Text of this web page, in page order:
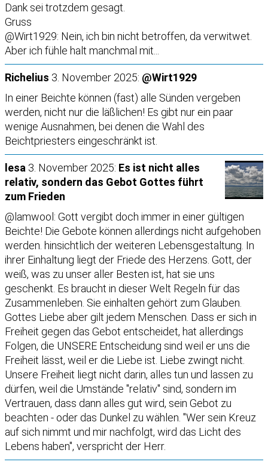
Dank sei trotzdem gesagt.
Gruss
@Wirt1929: Nein, ich bin nicht betroffen, da verwitwet.
Aber ich fühle halt manchmal mit...
Richelius 3. November 2025: @Wirt1929
In einer Beichte können (fast) alle Sünden vergeben
werden, nicht nur die läßlichen! Es gibt nur ein paar
wenige Ausnahmen, bei denen die Wahl des
Beichtpriesters eingeschränkt ist.
lesa 3. November 2025: Es ist nicht alles
relativ, sondern das Gebot Gottes führt
zum Frieden
@lamwool: Gott vergibt doch immer in einer gültigen
Beichte! Die Gebote können allerdings nicht aufgehoben
werden. hinsichtlich der weiteren Lebensgestaltung. In
ihrer Einhaltung liegt der Friede des Herzens. Gott, der
weiß, was zu unser aller Besten ist, hat sie uns
geschenkt. Es braucht in dieser Welt Regeln für das
Zusammenleben. Sie einhalten gehört zum Glauben.
Gottes Liebe aber gilt jedem Menschen. Dass er sich in
Freiheit gegen das Gebot entscheidet, hat allerdings
Folgen, die UNSERE Entscheidung sind weil er uns die
Freiheit lässt, weil er die Liebe ist. Liebe zwingt nicht.
Unsere Freiheit liegt nicht darin, alles tun und lassen zu
dürfen, weil die Umstände "relativ" sind, sondern im
Vertrauen, dass dann alles gut wird, sein Gebot zu
beachten - oder das Dunkel zu wählen. "Wer sein Kreuz
auf sich nimmt und mir nachfolgt, wird das Licht des
Lebens haben", verspricht der Herr.